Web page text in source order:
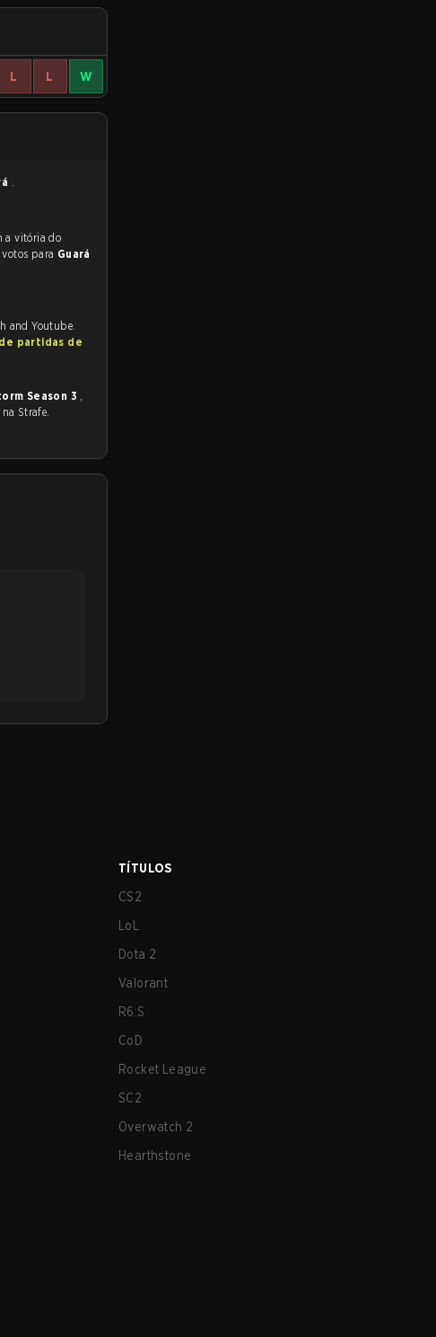
L L W
.
para a partida, e preveem a vitória do
votos para Guará
and Youtube.
partidas de
Season 3 ,
na Strafe.
TÍTULOS
CS2
LoL
Dota 2
Valorant
R6:S
CoD
Rocket League
SC2
Overwatch 2
Hearthstone